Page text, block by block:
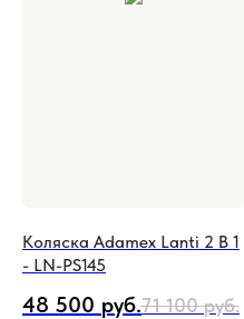
Коляска Adamex Lanti 2 В 1
- LN-PS145
48 500 руб.71 100 руб.